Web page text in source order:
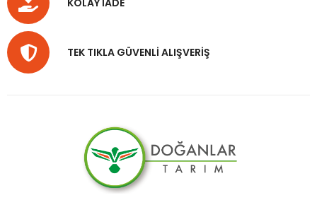
TEK TIKLA GÜVENLİ ALIŞVERİŞ